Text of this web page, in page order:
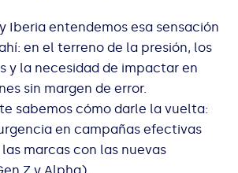
Iberia entendemos esa sensación
en el terreno de la presión, los
y la necesidad de impactar en
sin margen de error.
sabemos cómo darle la vuelta:
en campañas efectivas
marcas con las nuevas